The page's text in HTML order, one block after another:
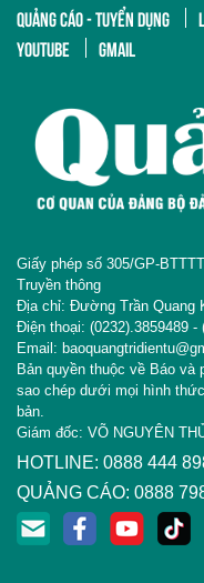
QUẢNG CÁO - TUYỂN DỤNG
YOUTUBE
GMAIL
Giấy phép số 305/GP-
Truyền thông
Địa chỉ: Đường Trần Quang
Điện thoại: (0232).3859489 -
Email:
Bản quyền thuộc về Báo và
sao chép dưới mọi hình
bản.
Giám đốc: VÕ NGUYÊN
HOTLINE: 0888 444
QUẢNG CÁO: 0888